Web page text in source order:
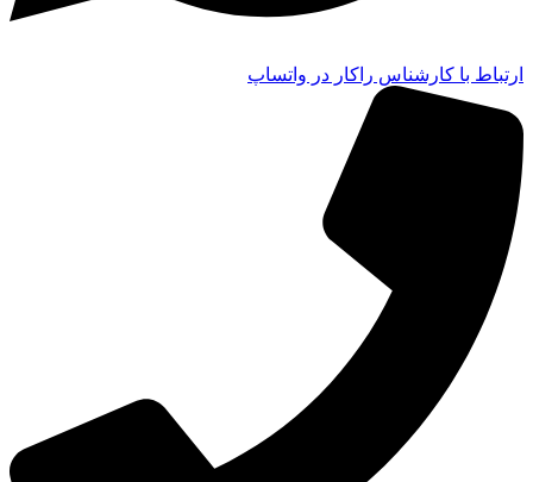
ارتباط با کارشناس راکار در واتساپ